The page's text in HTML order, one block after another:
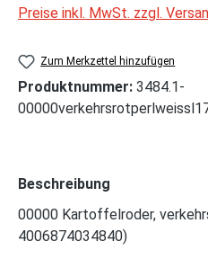
Preise inkl. MwSt. zzgl.
Zum Merkzettel hinzufügen
Produktnummer: 3484.1-
Beschreibung
00000 Kartoffelroder,
4006874034840)